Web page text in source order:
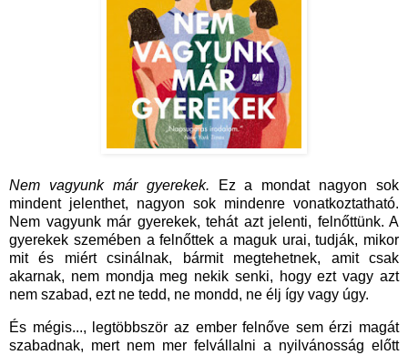
Nem vagyunk már gyerekek. Ez a mondat nagyon sok
mindent jelenthet, nagyon sok mindenre vonatkoztatható.
Nem vagyunk már gyerekek, tehát azt jelenti, felnőttünk. A
gyerekek szemében a felnőttek a maguk urai, tudják, mikor
mit és miért csinálnak, bármit megtehetnek, amit csak
akarnak, nem mondja meg nekik senki, hogy ezt vagy azt
nem szabad, ezt ne tedd, ne mondd, ne élj így vagy úgy.
És mégis..., legtöbbször az ember felnőve sem érzi magát
szabadnak, mert nem mer felvállalni a nyilvánosság előtt